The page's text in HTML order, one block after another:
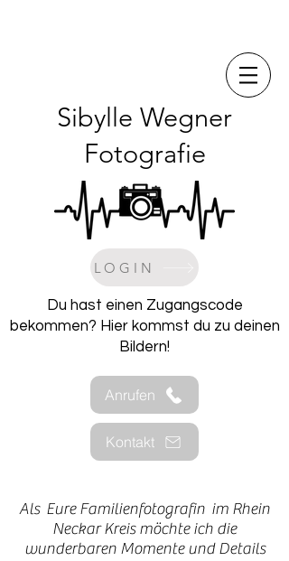
Sibylle Wegner
Fotografie
LOGIN
Du hast einen Zugangscode
bekommen? Hier kommst du zu deinen
Bildern!
Anrufen
Kontakt
Als Eure Familienfotografin im Rhein
Neckar Kreis möchte ich die
wunderbaren Momente und Details